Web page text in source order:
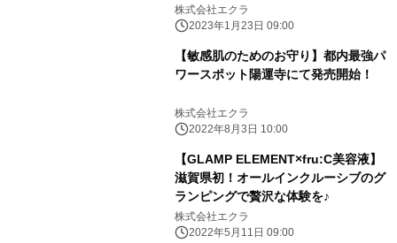
イ・・・！
株式会社エクラ
2023年1月23日 09:00
【敏感肌のためのお守り】都内最強パ
ワースポット陽運寺にて発売開始！
株式会社エクラ
2022年8月3日 10:00
【GLAMP ELEMENT×fru:C美容液】
滋賀県初！オールインクルーシブのグ
ランピングで贅沢な体験を♪
株式会社エクラ
2022年5月11日 09:00